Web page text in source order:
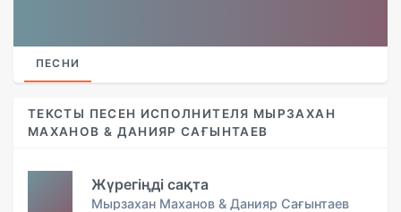
ПЕСНИ
ТЕКСТЫ ПЕСЕН ИСПОЛНИТЕЛЯ МЫРЗАХАН
МАХАНОВ & ДАНИЯР САҒЫНТАЕВ
Жүрегіңді сақта
Мырзахан Маханов & Данияр Сағынтаев